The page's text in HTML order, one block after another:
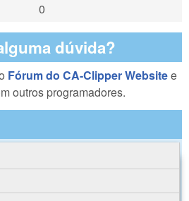
0
dúvida?
Fórum do CA-Clipper Websitee
outros programadores.